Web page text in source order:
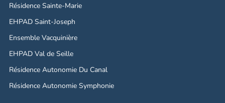
Résidence Sainte-Marie
EHPAD Saint-Joseph
Ensemble Vacquinière
EHPAD Val de Seille
Résidence Autonomie Du Canal
Résidence Autonomie Symphonie